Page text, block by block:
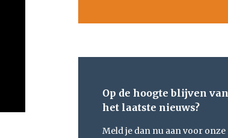
Op de hoogte blijven van
het laatste nieuws?
Meld je dan nu aan voor onze